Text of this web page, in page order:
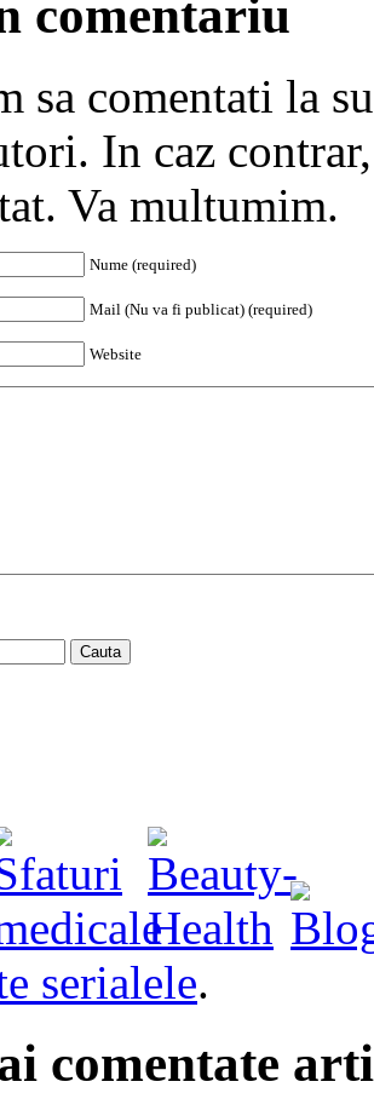
comentariu
sa comentati la
In caz
Va multumim.
Nume (required)
Mail (Nu va fi publicat) (required)
Website
Cauta
serialele.
comentate